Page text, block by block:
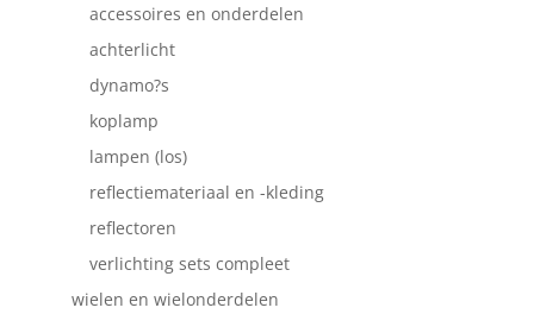
accessoires en onderdelen
achterlicht
dynamo?s
koplamp
lampen (los)
reflectiemateriaal en -kleding
reflectoren
verlichting sets compleet
wielen en wielonderdelen